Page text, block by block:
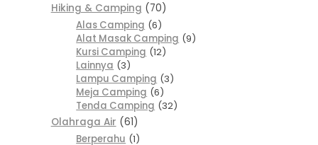
Hiking & Camping
70
Alas Camping 6
Alat Masak Camping 9
Kursi Camping 12
Lainnya 3
Lampu Camping 3
Meja Camping 6
Tenda Camping 32
Olahraga Air
61
Berperahu 1